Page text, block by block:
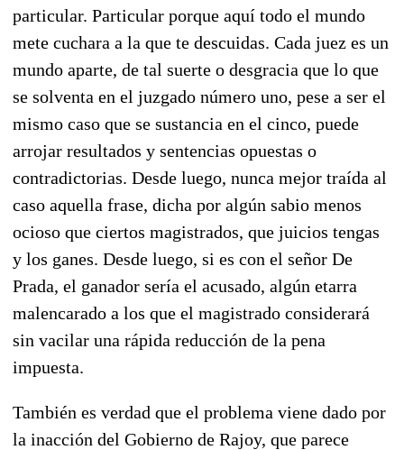
particular. Particular porque aquí todo el mundo
mete cuchara a la que te descuidas. Cada juez es un
mundo aparte, de tal suerte o desgracia que lo que
se solventa en el juzgado número uno, pese a ser el
mismo caso que se sustancia en el cinco, puede
arrojar resultados y sentencias opuestas o
contradictorias. Desde luego, nunca mejor traída al
caso aquella frase, dicha por algún sabio menos
ocioso que ciertos magistrados, que juicios tengas
y los ganes. Desde luego, si es con el señor De
Prada, el ganador sería el acusado, algún etarra
malencarado a los que el magistrado considerará
sin vacilar una rápida reducción de la pena
impuesta.
También es verdad que el problema viene dado por
la inacción del Gobierno de Rajoy, que parece